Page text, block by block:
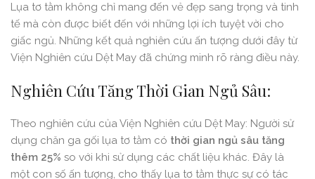
Lụa tơ tằm không chỉ mang đến vẻ đẹp sang trọng và tinh
tế mà còn được biết đến với những lợi ích tuyệt vời cho
giấc ngủ. Những kết quả nghiên cứu ấn tượng dưới đây từ
Viện Nghiên cứu Dệt May đã chứng minh rõ ràng điều này.
Nghiên Cứu Tăng Thời Gian Ngủ Sâu:
Theo nghiên cứu của Viện Nghiên cứu Dệt May: Người sử
dụng chăn ga gối lụa tơ tằm có thời gian ngủ sâu tăng
thêm 25% so với khi sử dụng các chất liệu khác. Đây là
một con số ấn tượng, cho thấy lụa tơ tằm thực sự có tác